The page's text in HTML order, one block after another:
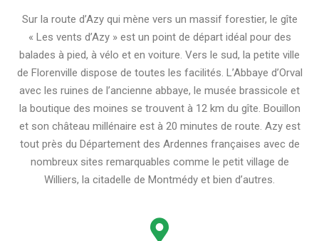
Sur la route d’Azy qui mène vers un massif forestier, le gîte
« Les vents d’Azy » est un point de départ idéal pour des
balades à pied, à vélo et en voiture. Vers le sud, la petite ville
de Florenville dispose de toutes les facilités. L’Abbaye d’Orval
avec les ruines de l’ancienne abbaye, le musée brassicole et
la boutique des moines se trouvent à 12 km du gîte. Bouillon
et son château millénaire est à 20 minutes de route. Azy est
tout près du Département des Ardennes françaises avec de
nombreux sites remarquables comme le petit village de
Williers, la citadelle de Montmédy et bien d’autres.